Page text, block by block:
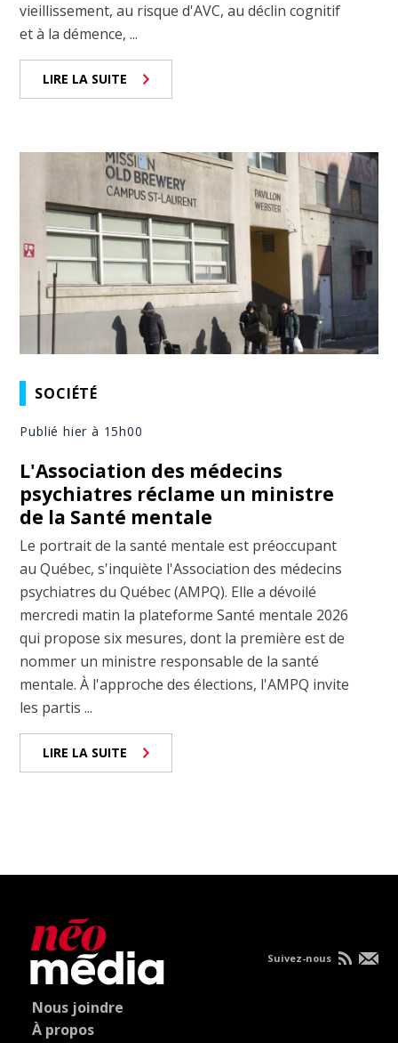
vieillissement, au risque d'AVC, au déclin cognitif
et à la démence, ...
LIRE LA SUITE
SOCIÉTÉ
Publié hier à 15h00
L'Association des médecins
psychiatres réclame un ministre
de la Santé mentale
Le portrait de la santé mentale est préoccupant
au Québec, s'inquiète l'Association des médecins
psychiatres du Québec (AMPQ). Elle a dévoilé
mercredi matin la plateforme Santé mentale 2026
qui propose six mesures, dont la première est de
nommer un ministre responsable de la santé
mentale. À l'approche des élections, l'AMPQ invite
les partis ...
LIRE LA SUITE
Nous joindre
À propos
Suivez-nous